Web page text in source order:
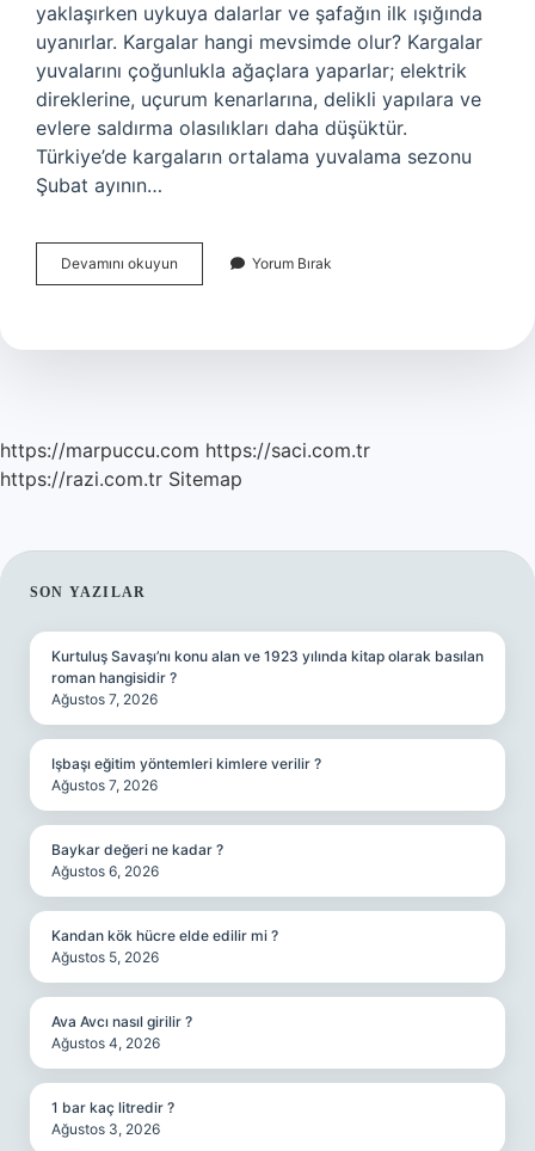
yaklaşırken uykuya dalarlar ve şafağın ilk ışığında
uyanırlar. Kargalar hangi mevsimde olur? Kargalar
yuvalarını çoğunlukla ağaçlara yaparlar; elektrik
direklerine, uçurum kenarlarına, delikli yapılara ve
evlere saldırma olasılıkları daha düşüktür.
Türkiye’de kargaların ortalama yuvalama sezonu
Şubat ayının…
Devamını okuyun Kargalar
Ne
Yorum Bırak
https://marpuccu.com https://saci.com.tr
https://razi.com.tr Sitemap
SIDEBAR
SON YAZILAR
Kurtuluş Savaşı’nı konu alan ve 1923 yılında kitap olarak basılan
roman hangisidir ?
Ağustos 7, 2026
Işbaşı eğitim yöntemleri kimlere verilir ?
Ağustos 7, 2026
Baykar değeri ne kadar ?
Ağustos 6, 2026
Kandan kök hücre elde edilir mi ?
Ağustos 5, 2026
Ava Avcı nasıl girilir ?
Ağustos 4, 2026
1 bar kaç litredir ?
Ağustos 3, 2026